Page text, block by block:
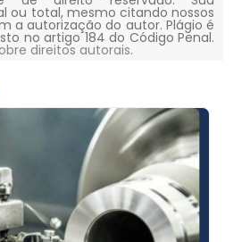
ou total, mesmo citando nossos
a autorização do autor. Plágio é
no artigo 184 do Código Penal.
direitos autorais.